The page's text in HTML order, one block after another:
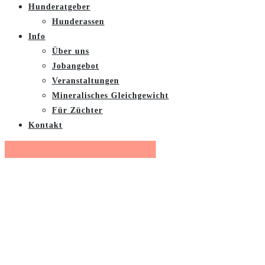
Hunderatgeber
Hunderassen
Info
Über uns
Jobangebot
Veranstaltungen
Mineralisches Gleichgewicht
Für Züchter
Kontakt